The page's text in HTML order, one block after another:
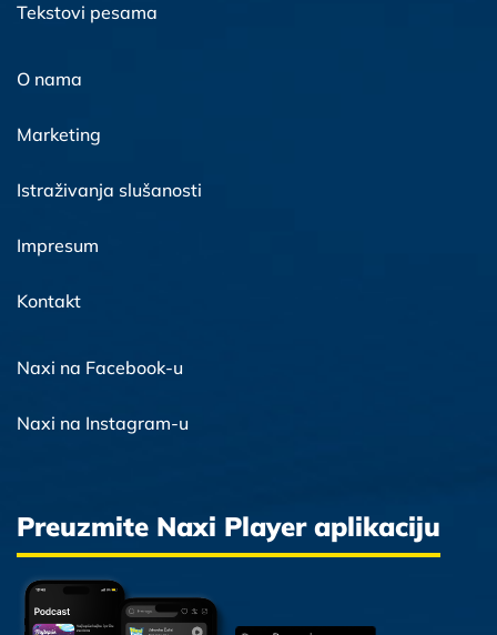
Tekstovi pesama
O nama
Marketing
Istraživanja slušanosti
Impresum
Kontakt
Naxi na Facebook-u
Naxi na Instagram-u
Preuzmite Naxi Player aplikaciju